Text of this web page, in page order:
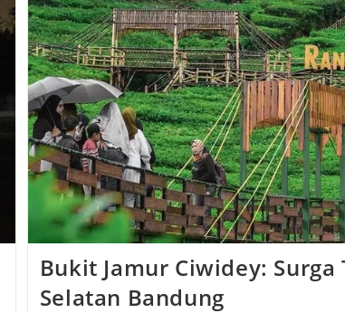
Bukit Jamur Ciwidey:
Selatan Bandung